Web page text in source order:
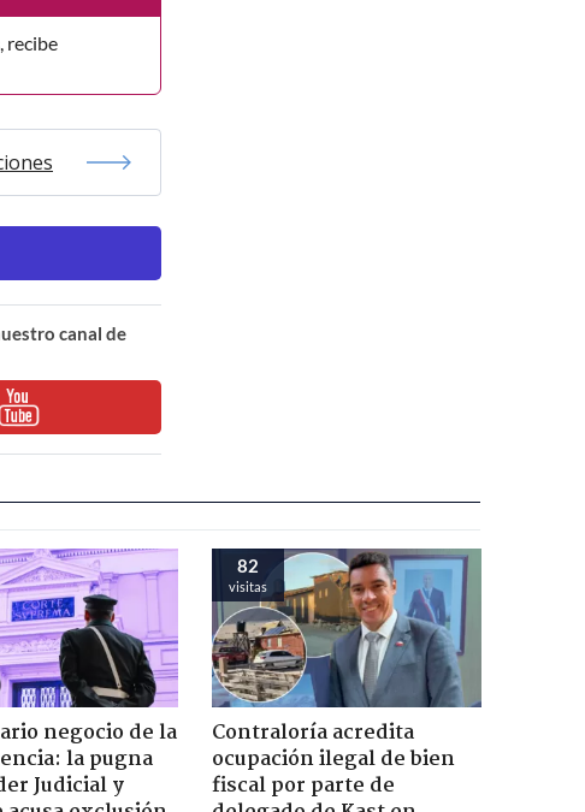
, recibe
canal de
negocio de la
la pugna
Judicial y
82
visitas
Contraloría acredita
ocupación ilegal de bien
fiscal por parte de